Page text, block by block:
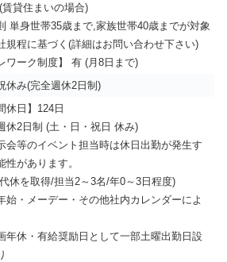
賃貸住まいの場合)
単身世帯35歳まで,家族世帯40歳までが対象
規程に基づく(詳細はお問い合わせ下さい)
ワーク制度】 有 (月8日まで)
休み(完全週休2日制)
休日】124日
休2日制 (土・日・祝日 休み)
会等のイベント担当時は休日出勤が発生す
性があります。
休を取得/担当2～3名/年0～3日程度)
始・メーデー・その他社内カレンダーによ
年休・有給奨励日として一部土曜出勤日設